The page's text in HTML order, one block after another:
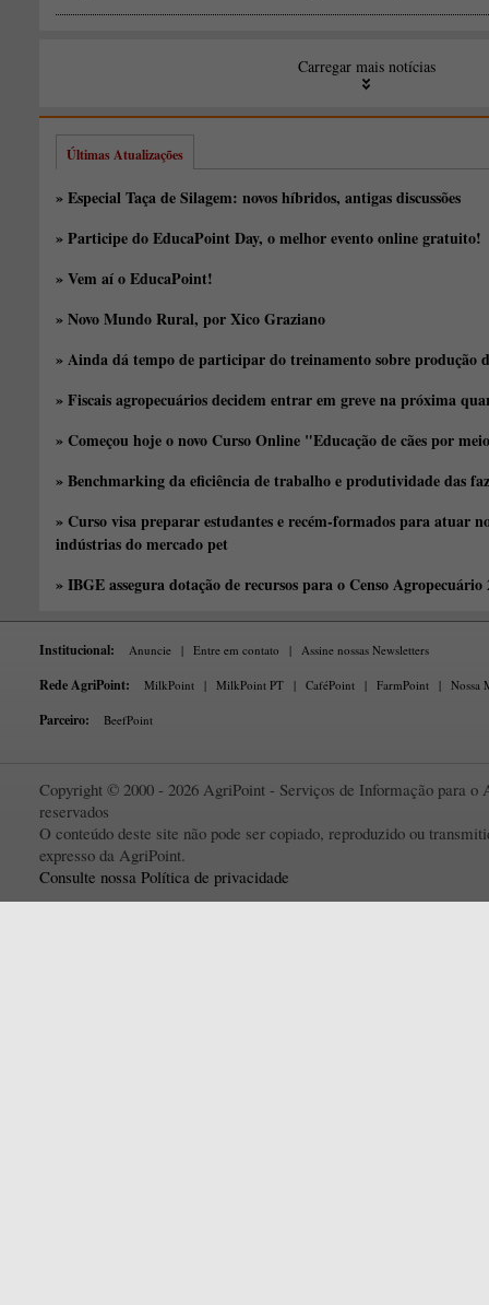
Carregar mais notícias
Últimas Atualizações
» Especial Taça de Silagem: novos híbridos, antigas discussões
» Participe do EducaPoint Day, o melhor evento online gratuito!
» Vem aí o EducaPoint!
» Novo Mundo Rural, por Xico Graziano
» Ainda dá tempo de participar do treinamento sobre produção
» Fiscais agropecuários decidem entrar em greve na próxima
» Começou hoje o novo Curso Online "Educação de cães por
» Benchmarking da eficiência de trabalho e produtividade das
» Curso visa preparar estudantes e recém-formados para atuar
indústrias do mercado pet
» IBGE assegura dotação de recursos para o Censo Agropecuário
Institucional: Anuncie | Entre em contato | Assine nossas Newsletters
Rede AgriPoint: MilkPoint | MilkPoint PT | CaféPoint | FarmPoint | Nossa
Parceiro: BeefPoint
Copyright © 2000 - 2026 AgriPoint - Serviços de Informação para o
reservados
O conteúdo deste site não pode ser copiado, reproduzido ou
expresso da AgriPoint.
Consulte nossa Política de privacidade